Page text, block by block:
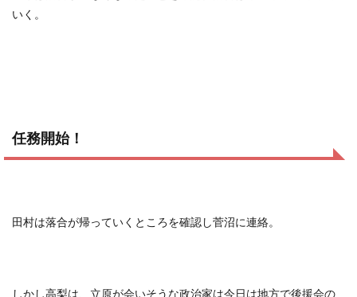
いく。
任務開始！
田村は落合が帰っていくところを確認し菅沼に連絡。
しかし高梨は、立原が会いそうな政治家は今日は地方で後援会の